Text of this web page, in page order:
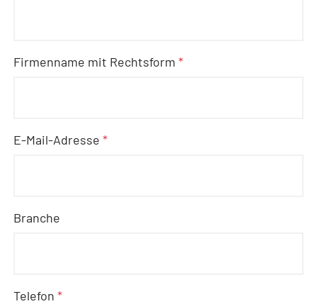
Firmenname mit Rechtsform*
E-Mail-Adresse*
Branche
Telefon*